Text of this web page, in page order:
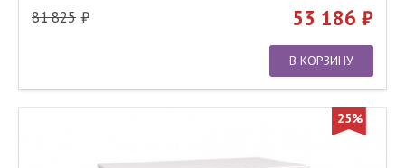
81 825 53 186
В КОРЗИНУ
25%